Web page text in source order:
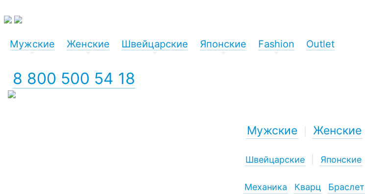
Мужские Женские Швейцарские Японские Fashion Outlet
8 800 500 54 18
Мужские Женские
Швейцарские Японские
Механика Кварц Браслет